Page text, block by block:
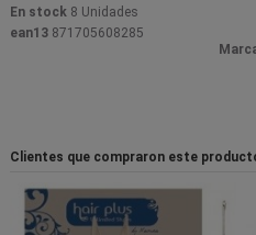
En stock 8 Unidades
ean13 871705608285
Clientes que compraron este